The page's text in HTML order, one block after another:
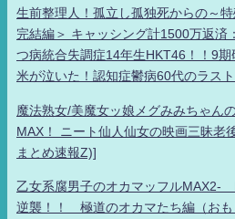
生前整理人！孤立し孤独死からの～
完結編＞ キャッシング計1500万返済
つ病統合失調症14年生HKT46！！9
米が泣いた！認知症鬱病60代のラス
魔法熟女/美魔女ッ娘メグみみちゃん
MAX！ ニート仙人仙女の映画三昧老
まとめ速報Z)]
乙女系腐男子のオカマッフルMAX2-
逆襲！！ 極道のオカマたち編（おも